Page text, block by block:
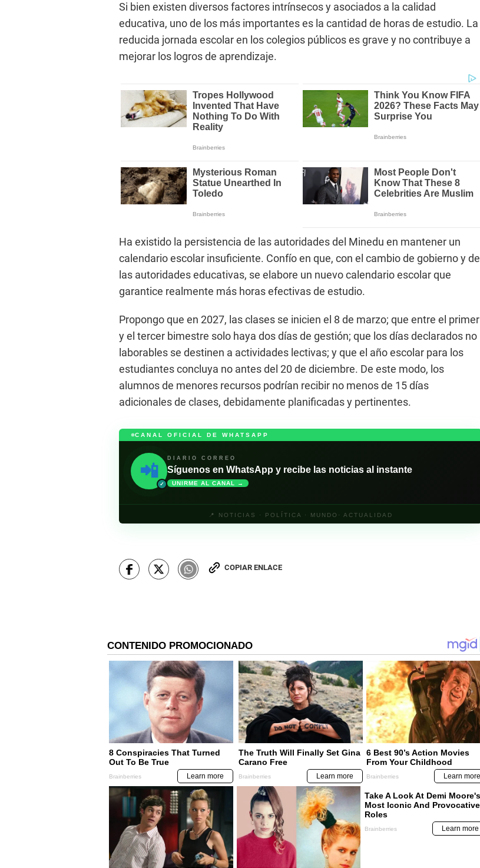
Si bien existen diversos factores intrínsecos y asociados a la calidad
educativa, uno de los más importantes es la cantidad de horas de estudio. La
reducida jornada escolar en los colegios públicos es grave y no contribuye a
mejorar los logros de aprendizaje.
Ha existido la persistencia de las autoridades del Minedu en mantener un
calendario escolar insuficiente. Confío en que, con el cambio de gobierno y de
las autoridades educativas, se elabore un nuevo calendario escolar que
garantice realmente más horas efectivas de estudio.
Propongo que en 2027, las clases se inicien el 8 de marzo; que entre el primer
y el tercer bimestre solo haya dos días de gestión; que los días declarados no
laborables se destinen a actividades lectivas; y que el año escolar para los
estudiantes concluya no antes del 20 de diciembre. De este modo, los
alumnos de menores recursos podrían recibir no menos de 15 días
adicionales de clases, debidamente planificadas y pertinentes.
CANAL OFICIAL DE WHATSAPP
📲
✓
DIARIO CORREO
Síguenos en WhatsApp y recibe las noticias al instante
UNIRME AL CANAL →
📍 NOTICIAS · POLÍTICA · MUNDO· ACTUALIDAD
COPIAR ENLACE